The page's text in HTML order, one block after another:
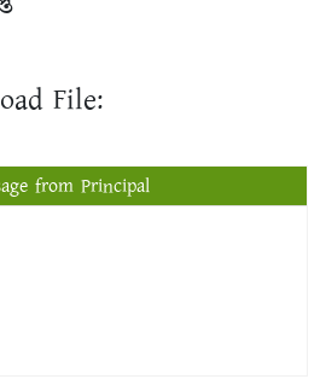
File:
from Principal